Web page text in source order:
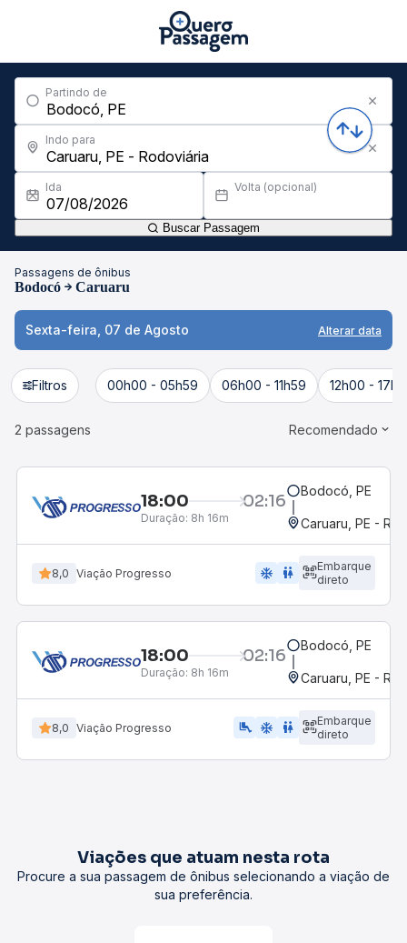
Partindo de
Indo para
Ida Volta (opcional)
Buscar Passagem
Passagens de ônibus
Bodocó Caruaru
Sexta-feira, 07 de Agosto Alterar data
Filtros 00h00 - 05h59 06h00 - 11h59 12h00 -
2 passagens Recomendado
18:00 02:16
Duração: 8h 16m
Bodocó, PE
Caruaru, PE -
8,0 Viação Progresso ac_unit wc
Embarque
direto
18:00 02:16
Duração: 8h 16m
Bodocó, PE
Caruaru, PE -
8,0 Viação Progresso airline_seat_legroom_extra ac_unit wc
Embarque
direto
Viações que atuam nesta rota
Procure a sua passagem de ônibus selecionando a viação de
sua preferência.